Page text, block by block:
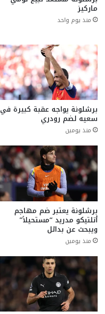
ماركيز
منذ يوم واحد
برشلونة يواجه عقبة كبيرة في
سعيه لضم رودري
منذ يومين
برشلونة يعتبر ضم مهاجم
أتلتيكو مدريد “مستحيلاً”
ويبحث عن بدائل
منذ يومين